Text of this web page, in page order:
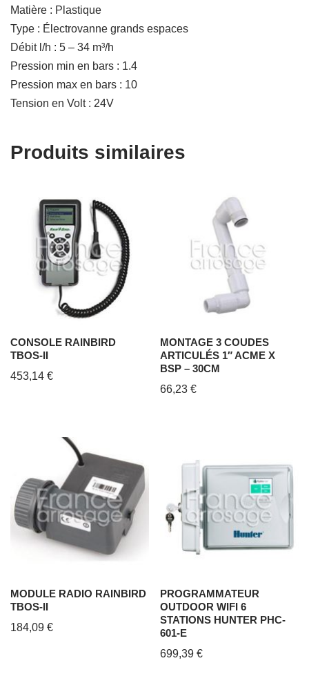
Matière : Plastique
Type : Électrovanne grands espaces
Débit l/h : 5 – 34 m³/h
Pression min en bars : 1.4
Pression max en bars : 10
Tension en Volt : 24V
Produits similaires
CONSOLE RAINBIRD
TBOS-II
453,14 €
MONTAGE 3 COUDES
ARTICULÉS 1″ ACME X
BSP – 30CM
66,23€
MODULE RADIO RAINBIRD
TBOS-II
184,09 €
PROGRAMMATEUR
OUTDOOR WIFI 6
STATIONS HUNTER PHC-
601-E
699,39€